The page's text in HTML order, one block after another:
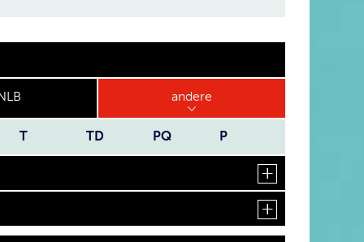
andere
T TD PQ P